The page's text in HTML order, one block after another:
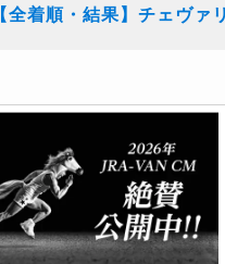
【全着順・結果】チェヴァ